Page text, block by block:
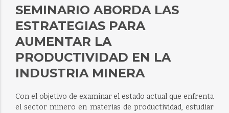
SEMINARIO ABORDA LAS
ESTRATEGIAS PARA
AUMENTAR LA
PRODUCTIVIDAD EN LA
INDUSTRIA MINERA
Con el objetivo de examinar el estado actual que enfrenta
el sector minero en materias de productividad, estudiar